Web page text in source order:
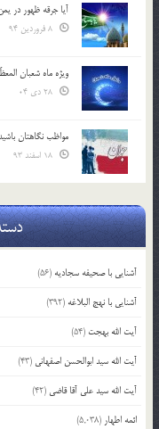
آیا جرقه ظهور در
ویژه ماه شعبان
مواظب نگاهتان
آشنایی با صحیفه سجادیه (56)
آشنایی با نهج البلاغه (392)
آیت الله بهجت (54)
آیت الله سید ابوالحسن اصفهانی (43)
آیت الله سید علی آقا قاضی (42)
ائمه اطهار (5,038)